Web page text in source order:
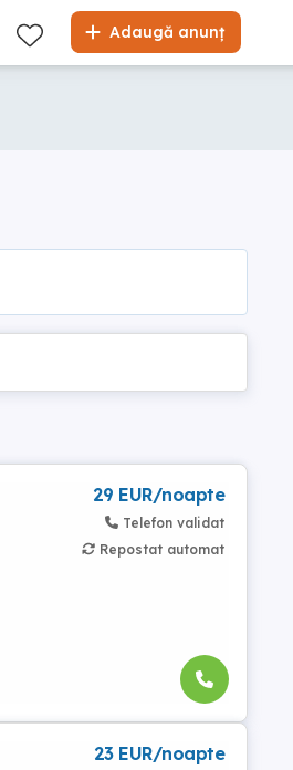
Adaugă anunț
29 EUR/noapte
Telefon validat
Repostat automat
23 EUR/noapte